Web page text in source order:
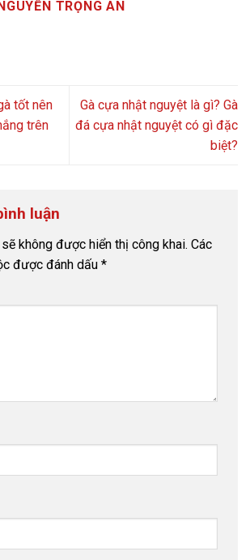
TRỌNG AN
tốt nên
trên
Gà cựa nhật nguyệt là gì? Gà
đá cựa nhật nguyệt có gì đặc
biệt?
luận
không được hiển thị công khai. Các
được đánh dấu *